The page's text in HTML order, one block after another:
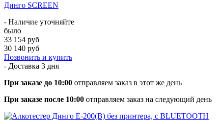
Динго SCREEN
- Наличие уточняйте
было
33 154 руб
30 140 руб
Позвонить и купить
- Доставка 3 дня
При заказе до 10:00 отправляем заказ в этот же день
При заказе после 10:00 отправляем заказ на следующий день